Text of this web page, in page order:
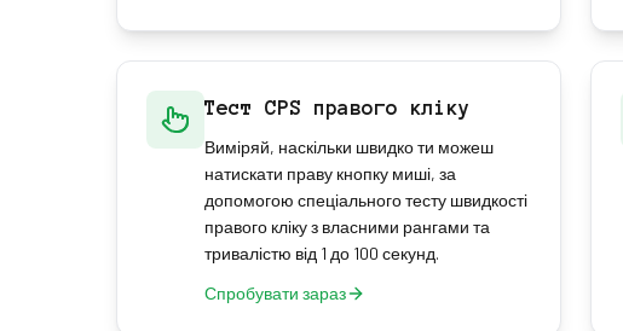
Тест CPS правого кліку
Виміряй, наскільки швидко ти можеш
натискати праву кнопку миші, за
допомогою спеціального тесту швидкості
правого кліку з власними рангами та
тривалістю від 1 до 100 секунд.
Спробувати зараз